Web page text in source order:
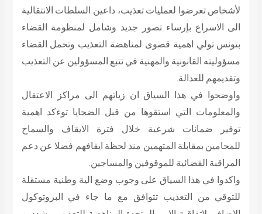
لأشخاص تعرضوا لعمليات تعذيب، داعين السلطات الانتقالية
الى الاسراع بإرساء تصور جديد وشامل لمنظومة القضاء
بتونس تولي اهمية قصوى لمناهضة التعذيب وتحمل القضاء
مسؤوليته القانونية والمهنية في تتبع المسؤولين عن التعذيب
وتقديمهم للعدالة.
واوضحوا في هذا السياق ان زياتهم الى مراكز الاعتقال
والمعلومات التي استقوها من قبل الضحايا توءكد اهمية
توفير ضمانات شرعية خلال فترة الايقاف والسماح
للمحامين بمقابلة المتهمين منذ لحظة ايقافهم فضلا عن دعم
المراقبة القضائية للموقوفين والمساجين.
واكدوا في هذا السياق على وجوب وضع الية وطنية مستقلة
للتوقي من التعذيب تتوافق مع ما جاء في البروتوكول